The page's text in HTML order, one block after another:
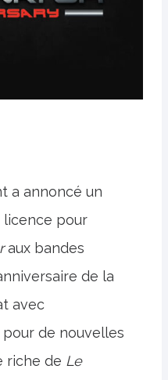
a annoncé un
licence pour
aux bandes
de la
avec
pour de nouvelles
riche de Le